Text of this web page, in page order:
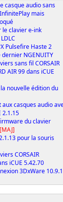
casque audio sans
mais
le clavier e-ink
Pulsefire Haste 2
NGENUITY
sans fil CORSAIR
AIR 99 dans iCUE
nouvelle édition du
casques audio
2.1.15
du clavier
[MAJ]
pour la souris
CORSAIR
iCUE 5.42.70
3DxWare